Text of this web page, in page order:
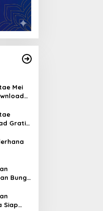
Mei
Gratis
Bunga
Siap